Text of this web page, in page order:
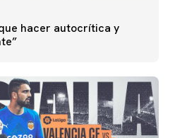
hacer autocrítica y